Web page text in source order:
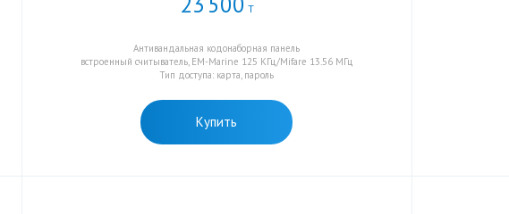
Т
Антивандальная кодонаборная панель
встроенный считыватель, EM-Marine 125 KГц/Mifare 13.56 МГц
Тип доступа: карта, пароль
Купить